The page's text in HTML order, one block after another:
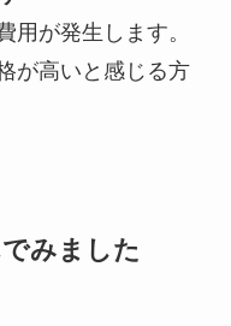
用が発生します。
が高いと感じる方
みました